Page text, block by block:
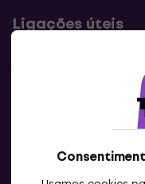
Ligações úteis